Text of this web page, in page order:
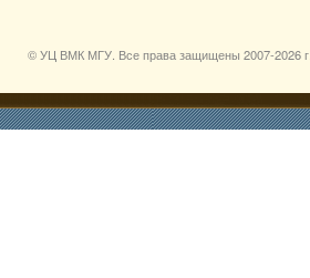
© УЦ ВМК МГУ. Все права защищены 2007-2026 г.